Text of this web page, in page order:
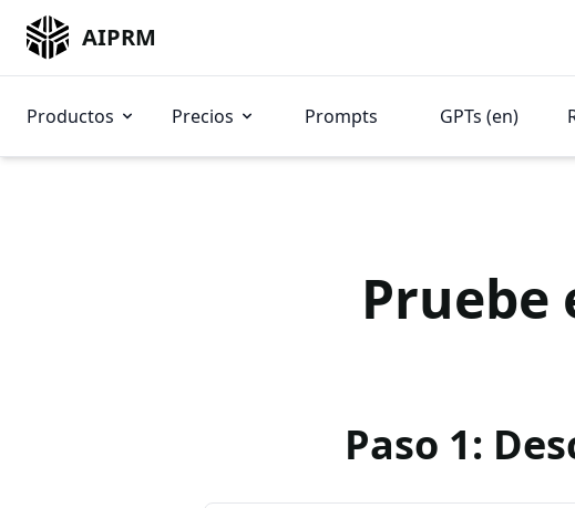
AIPRM
Productos Precios Prompts GPTs (en)
Pruebe
Paso 1: